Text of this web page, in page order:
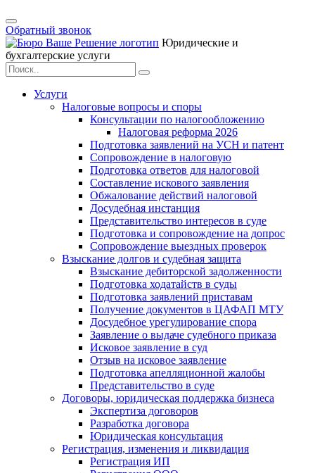
Обратный звонок
Юридические и
бухгалтерские услуги
Услуги
Налоговые вопросы и споры
Консультации по налогообложению
Налоговая реформа 2026
Подготовка заявлений на УСН и патент
Сопровождение в налоговую
Подготовка ответов для налоговой
Составление искового заявления
Обжалование действий налоговой
Досудебная инстанция
Представительство интересов в суде
Подготовка и сопровождение на допрос
Сопровождение выездных проверок
Взыскание долгов и судебная защита
Взыскание дебиторской задолженности
Подготовка ходатайств в суды
Подготовка заявлений приставам
Получение документов в ЦАФАП МТУ
Досудебное урегулирование спора
Заявление о выдаче судебного приказа
Исковое заявление в суд
Отзыв на исковое заявление
Подготовка апелляционной жалобы
Представительство в суде
Договоры, юридическая поддержка бизнеса
Экспертиза договоров
Разработка договора
Юридическая консультация
Регистрация, изменения и ликвидация
Регистрация ИП